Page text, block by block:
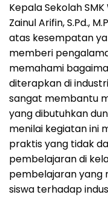
Kepala Sekolah
Zainul Arifin, S.Pd.,
atas kesempatan
memberi
memahami
diterapkan di
sangat membantu
yang dibutuhkan
menilai kegiatan ini
praktis yang tidak
pembelajaran di
pembelajaran yang
siswa terhadap